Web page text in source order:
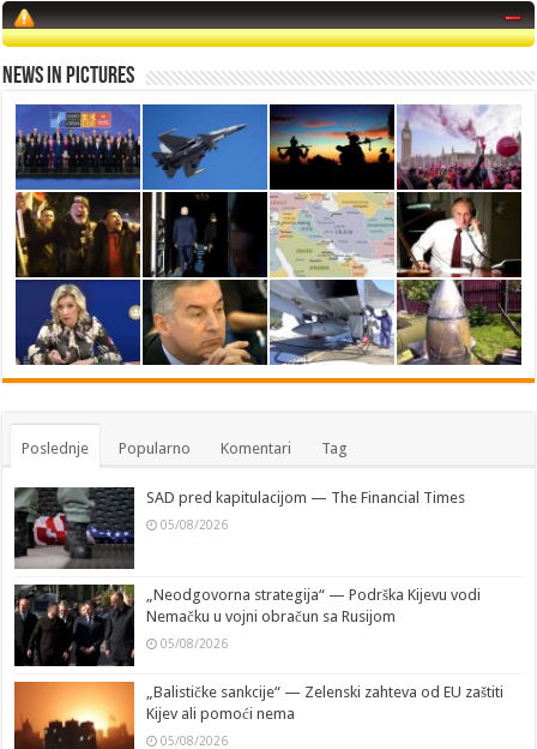
News in Pictures
Poslednje Popularno Komentari Tag
SAD pred kapitulacijom — The Financial Times
05/08/2026
„Neodgovorna strategija“ — Podrška Kijevu vodi
Nemačku u vojni obračun sa Rusijom
05/08/2026
„Balističke sankcije“ — Zelenski zahteva od EU zaštiti
Kijev ali pomoći nema
05/08/2026